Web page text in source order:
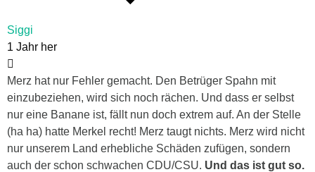
Siggi
1 Jahr her
Merz hat nur Fehler gemacht. Den Betrüger Spahn mit
einzubeziehen, wird sich noch rächen. Und dass er selbst
nur eine Banane ist, fällt nun doch extrem auf. An der Stelle
(ha ha) hatte Merkel recht! Merz taugt nichts. Merz wird nicht
nur unserem Land erhebliche Schäden zufügen, sondern
auch der schon schwachen CDU/CSU. Und das ist gut so.